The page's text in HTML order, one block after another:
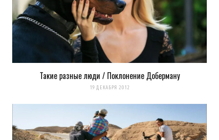
Такие разные люди / Поклонение Доберману
19 ДЕКАБРЯ 2012